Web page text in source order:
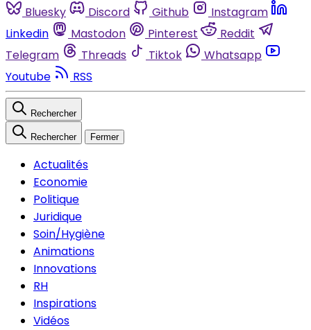
Bluesky Discord Github
Instagram
Linkedin
Mastodon Pinterest
Reddit
Telegram
Threads Tiktok
Whatsapp
Youtube
RSS
Rechercher
Rechercher Fermer
Actualités
Economie
Politique
Juridique
Soin/Hygiène
Animations
Innovations
RH
Inspirations
Vidéos